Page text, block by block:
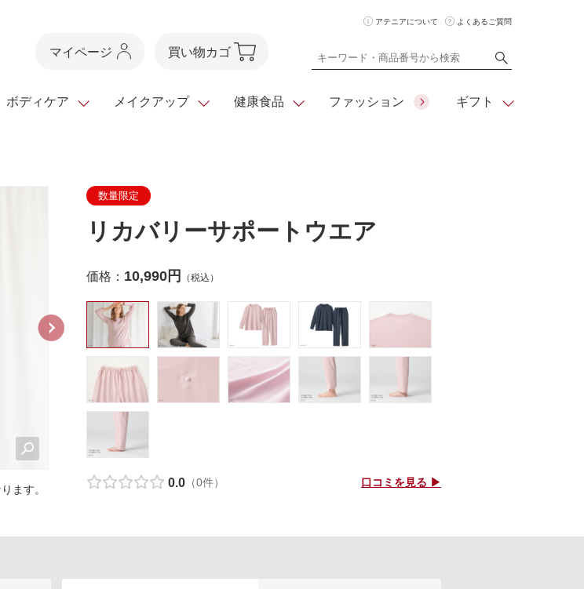
アテニアについて よくあるご質問
マイページ 買い物カゴ
クレンジング
基礎化粧品
洗顔料
化粧水
マスク・パック
メンズケア
全商品一覧
お悩みから探す
ボディケア
ボディケア・ハンドケア
ヘアケア
メイクアップ
ベースメイク
マスカラ
フェイスカラー
全商品一覧
健康食品
ビューティシリーズ
青汁シリーズ
ベーシックシリーズ
今の時季のおすすめ
ファッション ギフト
くても
贈れるeギフト
ます。
数量限定
リカバリーサポートウエア
価格： 10,990円 （税込）
0.0 （0件） 口コミを見る ▶